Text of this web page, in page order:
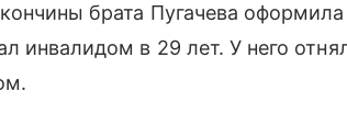
брата Пугачева оформила
инвалидом в 29 лет. У него